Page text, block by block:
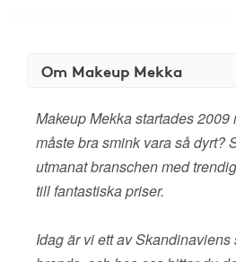
Om Makeup Mekka
Makeup Mekka startades 2009
måste bra smink vara så dyrt?
utmanat branschen med
till fantastiska priser.
Idag är vi ett av Skandinaviens